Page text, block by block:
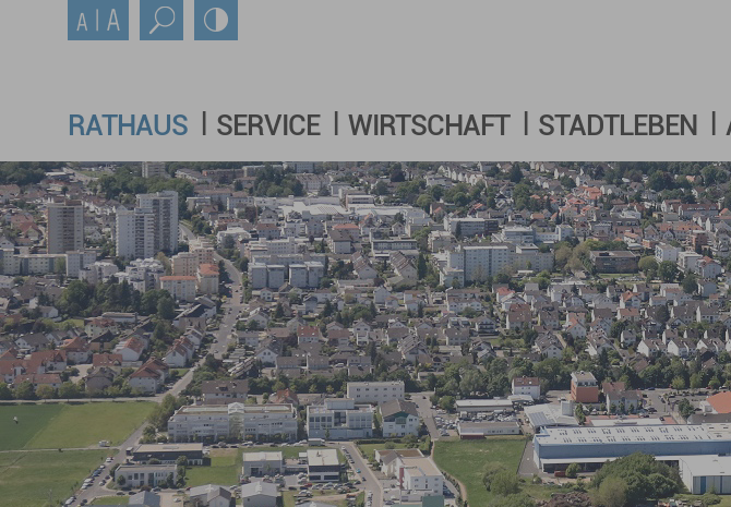
RATHAUS SERVICE WIRTSCHAFT STADTLEBEN